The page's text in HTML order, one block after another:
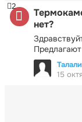
нет?
2
15